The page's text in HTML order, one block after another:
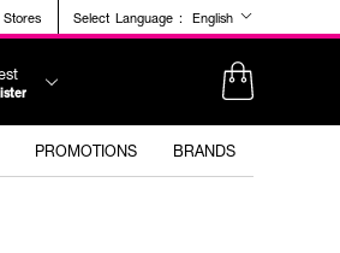
Select Language : English
PROMOTIONS BRANDS